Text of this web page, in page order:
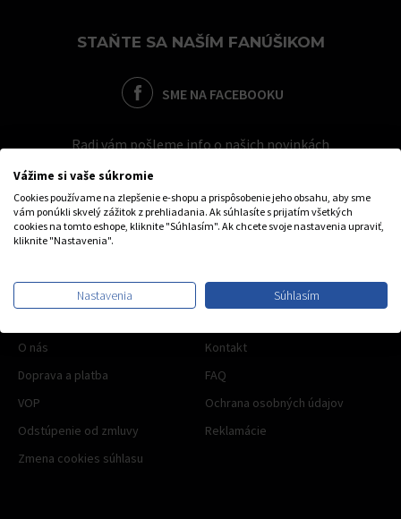
STAŇTE SA NAŠÍM FANÚŠIKOM
SME NA FACEBOOKU
Radi vám pošleme info o našich novinkách
OBCHODNÉ INFO
O nás
Kontakt
Doprava a platba
FAQ
VOP
Ochrana osobných údajov
Odstúpenie od zmluvy
Reklamácie
Zmena cookies súhlasu
Vážime si vaše súkromie
Cookies používame na zlepšenie e-shopu a prispôsobenie jeho obsahu, aby sme
vám ponúkli skvelý zážitok z prehliadania. Ak súhlasíte s prijatím všetkých
cookies na tomto eshope, kliknite "Súhlasím". Ak chcete svoje nastavenia upraviť,
kliknite "Nastavenia".
Nastavenia Súhlasím